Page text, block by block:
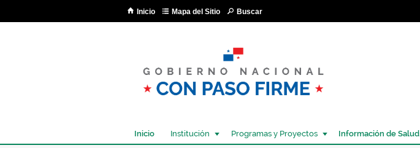
Inicio Mapa del Sitio Buscar
Inicio Institución Programas y Proyectos Información de Salud